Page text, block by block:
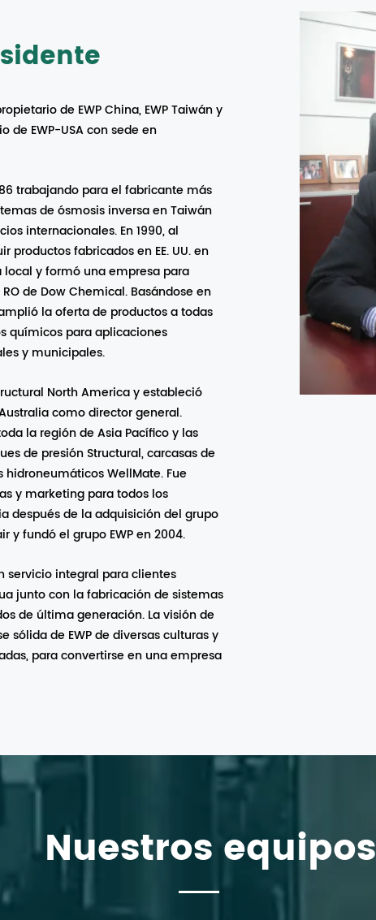
de EWP China, EWP Taiwán y
EWP-USA con sede en
trabajando para el fabricante más
de ósmosis inversa en Taiwán
internacionales. En 1990, al
fabricados en EE. UU. en
local y formó una empresa para
de Dow Chemical. Basándose en
la oferta de productos a todas
químicos para aplicaciones
y municipales.
North America y estableció
como director general.
la región de Asia Pacífico y las
de presión Structural, carcasas de
hidroneumáticos WellMate. Fue
y marketing para todos los
después de la adquisición del grupo
y fundó el grupo EWP en 2004.
servicio integral para clientes
junto con la fabricación de sistemas
de última generación. La visión de
sólida de EWP de diversas culturas y
para convertirse en una empresa
Nuestros equipos